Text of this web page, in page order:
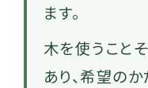
ます。
木を使うこと
あり、希望の